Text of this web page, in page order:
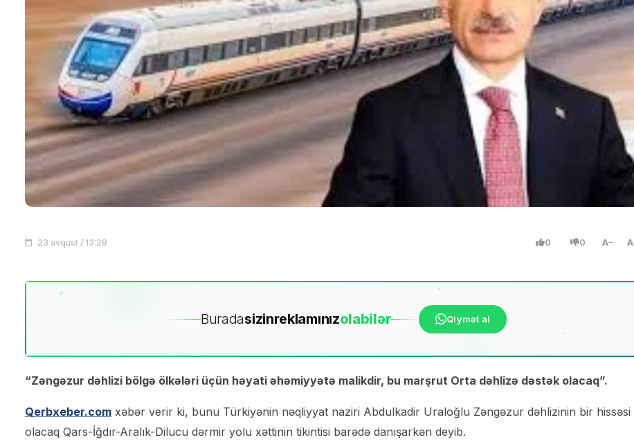
23 avqust / 13:28 0 0 A A
Buradasizinreklamınızolabilər Qiymət al
“Zəngəzur dəhlizi bölgə ölkələri üçün həyati əhəmiyyətə malikdir, bu marşrut Orta dəhlizə dəstək olacaq”.
Qerbxeber.com xəbər verir ki, bunu Türkiyənin nəqliyyat naziri Abdulkadir Uraloğlu Zəngəzur dəhlizinin bir hissəsi
olacaq Qars-İğdır-Aralık-Dilucu dərmir yolu xəttinin tikintisi barədə danışarkən deyib.